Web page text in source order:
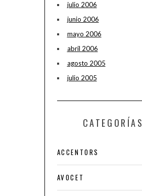
julio 2006
junio 2006
mayo 2006
abril 2006
agosto 2005
julio 2005
CATEGORÍAS
ACCENTORS
AVOCET